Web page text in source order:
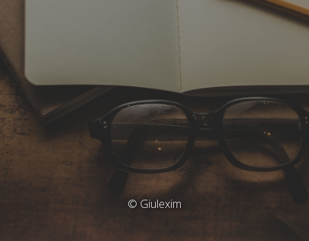
© Giulexim